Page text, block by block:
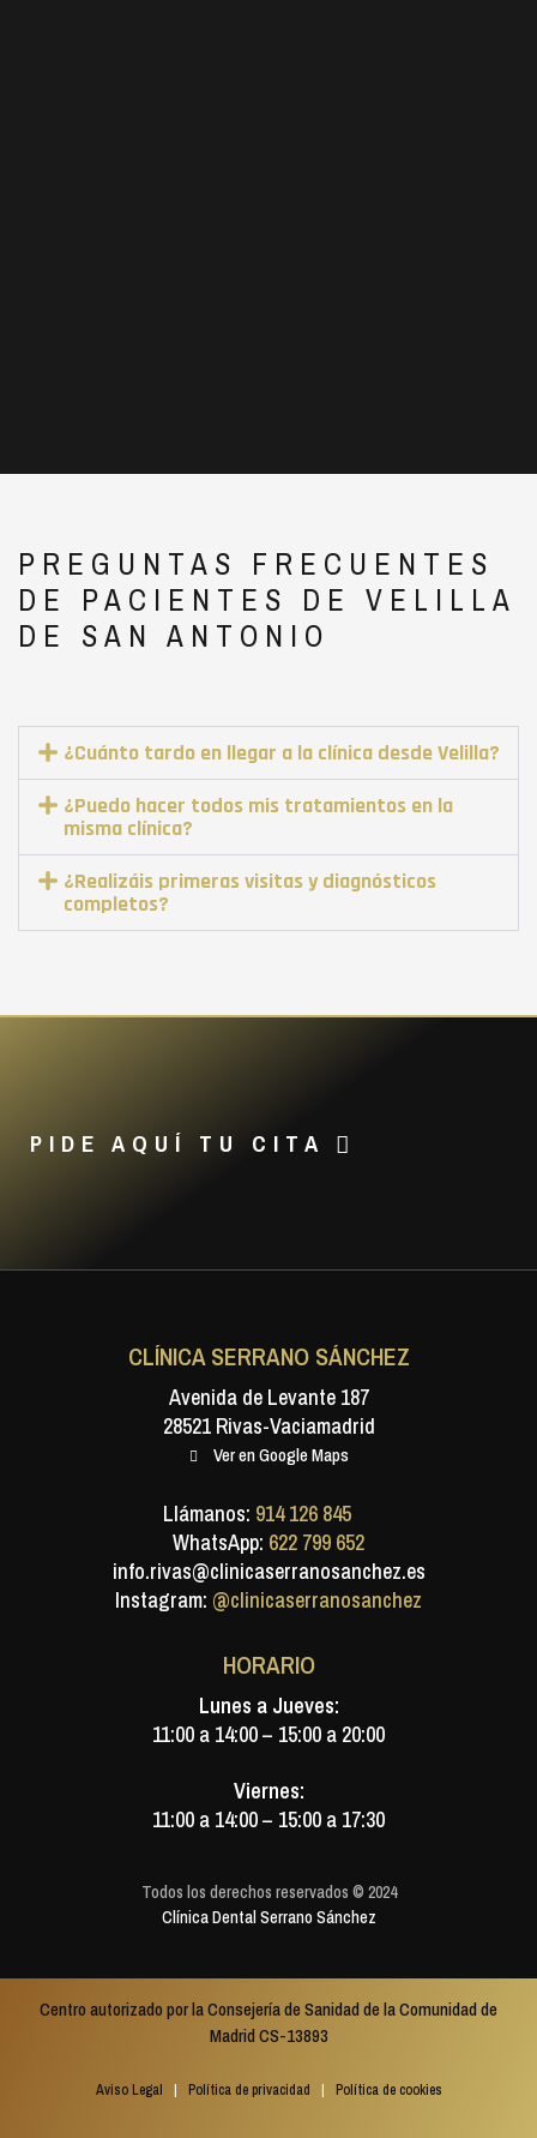
PREGUNTAS FRECUENTES
DE PACIENTES DE VELILLA
DE SAN ANTONIO
¿Cuánto tardo en llegar a la clínica desde Velilla?
¿Puedo hacer todos mis tratamientos en la
misma clínica?
¿Realizáis primeras visitas y diagnósticos
completos?
PIDE AQUÍ TU CITA
CLÍNICA SERRANO SÁNCHEZ
Avenida de Levante 187
28521 Rivas-Vaciamadrid
Ver en Google Maps
Llámanos: 914 126 845
WhatsApp: 622 799 652
info.rivas@clinicaserranosanchez.es
Instagram: @clinicaserranosanchez
HORARIO
Lunes a Jueves:
11:00 a 14:00 – 15:00 a 20:00
Viernes:
11:00 a 14:00 – 15:00 a 17:30
Todos los derechos reservados © 2024
Clínica Dental Serrano Sánchez
Centro autorizado por la Consejería de Sanidad de la Comunidad de
Madrid CS-13893
Aviso Legal | Política de privacidad | Política de cookies